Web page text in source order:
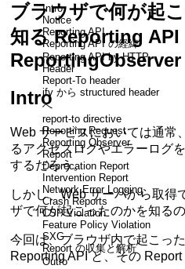
Intro
Notice
Reporting API
Reporting API の経緯
Reporting API by HTTP
Header
Report-To header
jfv から structured header
へ
report-to directive
Reporting Request
Reporting Observer
Report
Deprecation Report
Intervention Report
Network Error Logging
Crash Reports
CSP Violation
Feature Policy Violation
SXG
Report の収集と解析
Outro
ブラウザで何が起
知る Reporting API
ReportingObserver
Intro
Web サービスにおいては通常
るアクセスログやエラーログ
するだろう。
しかし、Web サーバから取得
ザで何が起こったのかを知る
今回は、ブラウザ内で起こっ
Reporting API と、その